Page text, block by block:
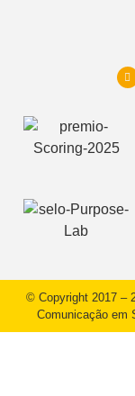
© Copyright 2017 –
Comunicação em